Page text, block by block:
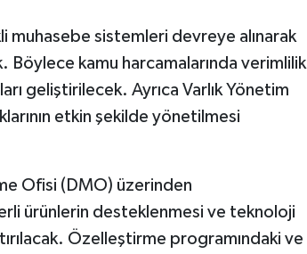
sistemleri devreye alınarak
Böylece kamu harcamalarında verimlilik
geliştirilecek. Ayrıca Varlık Yönetim
etkin şekilde yönetilmesi
Ofisi (DMO) üzerinden
ürünlerin desteklenmesi ve teknoloji
Özelleştirme programındaki ve